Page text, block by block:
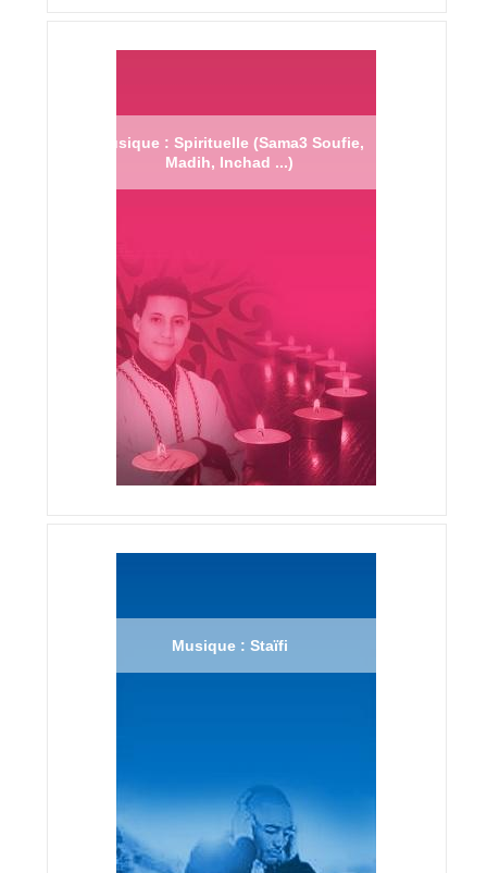
Musique : Spirituelle (Sama3 Soufie,
Madih, Inchad ...)
Musique : Staïfi